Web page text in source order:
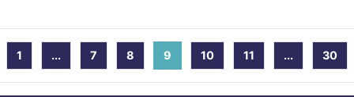
1 ... 7 8 9 (current)
10 11 ... 30